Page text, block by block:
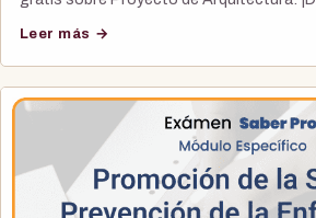
Leer más →